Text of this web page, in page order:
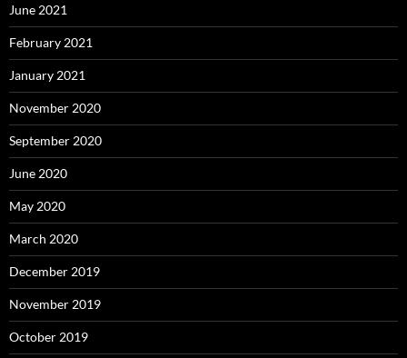
June 2021
February 2021
January 2021
November 2020
September 2020
June 2020
May 2020
March 2020
December 2019
November 2019
October 2019